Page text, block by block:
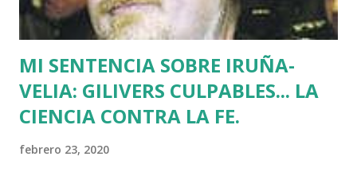
descubrimos que l...
MI SENTENCIA SOBRE IRUÑA-
VELIA: GILIVERS CULPABLES... LA
CIENCIA CONTRA LA FE.
febrero 23, 2020